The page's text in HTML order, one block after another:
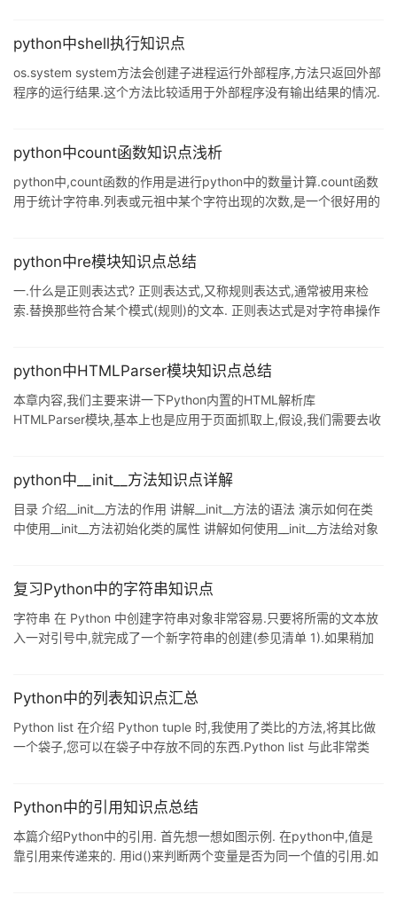
hasattr(object,name_str) 判断object对象是否有一个名为name_str
python中shell执行知识点
os.system system方法会创建子进程运行外部程序,方法只返回外部
程序的运行结果.这个方法比较适用于外部程序没有输出结果的情况.
popen返回的是一个文件句柄,而本方法将外部程序的输出结果当作
commands.getstatusoutput(cmd)
python中count函数知识点浅析
python中,count函数的作用是进行python中的数量计算.count函数
用于统计字符串.列表或元祖中某个字符出现的次数,是一个很好用的
> int 返回整数 3.参数 str -- 为要统计的字符(可以是单字符,也可以
python中re模块知识点总结
一.什么是正则表达式? 正则表达式,又称规则表达式,通常被用来检
索.替换那些符合某个模式(规则)的文本. 正则表达式是对字符串操作
的一种过滤逻辑. 二.正则表达式的匹配规则 1.表示字符 ·:匹配任意除
义字符,使后一个字符改变原来的意思,如果字符串中想匹配*,可
python中HTMLParser模块知识点总结
本章内容,我们主要来讲一下Python内置的HTML解析库
HTMLParser模块,基本上也是应用于页面抓取上,假设,我们需要去收
用到htmlparser模块,一起来了解具体使用内容. 安装: npm install
this._handler = handl
python中__init__方法知识点详解
目录 介绍__init__方法的作用 讲解__init__方法的语法 演示如何在类
中使用__init__方法初始化类的属性 讲解如何使用__init__方法给对象
对象编程中类的特殊方法,也称为构造方法,当创建一个类的实例
例被创建后,你可以通过这
复习Python中的字符串知识点
字符串 在 Python 中创建字符串对象非常容易.只要将所需的文本放
入一对引号中,就完成了一个新字符串的创建(参见清单 1).如果稍加
可以使用任意一类引号来表示 Python 中的字符串,只要引号一致就
果不遵循这一规则,则会出现 SyntaxError 异常. 清单 1. 在 Pytho
Python中的列表知识点汇总
Python list 在介绍 Python tuple 时,我使用了类比的方法,将其比做
一个袋子,您可以在袋子中存放不同的东西.Python list 与此非常类
个 list >>> l = [0, 1, 2, 3, 4, 5, 6, 7, 8, 9] >>> l [0, 1, 2, 3, 4, 5, 6,
Python中的引用知识点总结
本篇介绍Python中的引用. 首先想一想如图示例. 在python中,值是
靠引用来传递来的. 用id()来判断两个变量是否为同一个值的引用.如